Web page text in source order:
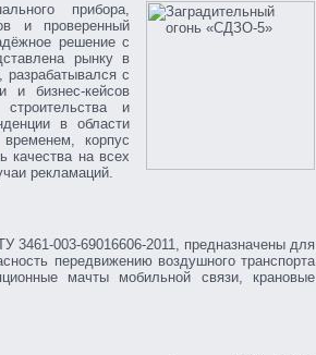
прибора,
и проверенный
решение с
рынку в
с
и бизнес-кейсов
и
в области
корпус
качества на всех
рекламаций.
3461-003-69016606-2011
, предназначены для
передвижению воздушного транспорта
мачты мобильной связи, крановые